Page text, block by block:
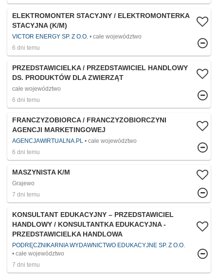
ELEKTROMONTER STACYJNY / ELEKTROMONTERKA
STACYJNA (K/M)
VICTOR ENERGY SP. Z O.O.
całe województwo
6 dni temu
PRZEDSTAWICIELKA / PRZEDSTAWICIEL HANDLOWY
DS. PRODUKTÓW DLA ZWIERZĄT
całe województwo
6 dni temu
FRANCZYZOBIORCA / FRANCZYZOBIORCZYNI
AGENCJI MARKETINGOWEJ
AGENCJAWIRTUALNA.PL
całe województwo
6 dni temu
MASZYNISTA K/M
Grajewo
7 dni temu
KONSULTANT EDUKACYJNY – PRZEDSTAWICIEL
HANDLOWY / KONSULTANTKA EDUKACYJNA -
PRZEDSTAWICIELKA HANDLOWA
PODRĘCZNIKARNIA WYDAWNICTWO EDUKACYJNE SP. Z O.O.
całe województwo
7 dni temu